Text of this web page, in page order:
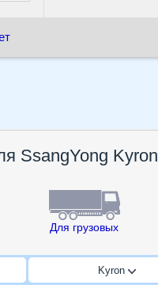
SsangYong Kyron
Для грузовых
Kyron